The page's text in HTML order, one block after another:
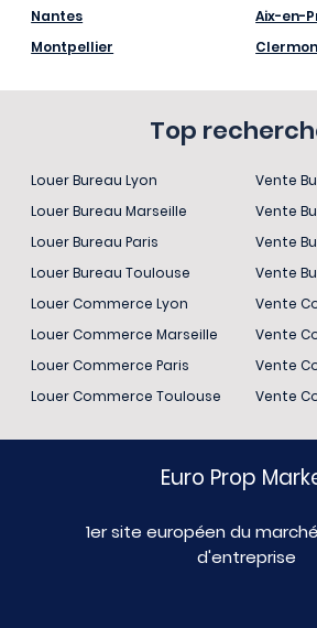
Nantes
Montpellier
Aix-en-
Top
Louer Bureau Lyon
Louer Bureau Marseille
Louer Bureau Paris
Louer Bureau Toulouse
Louer Commerce Lyon
Louer Commerce Marseille
Louer Commerce Paris
Louer Commerce Toulouse
Vente
Vente
Vente
Vente
Vente
Vente
Vente
Vente
Euro Prop
1er site européen du
d'entreprise